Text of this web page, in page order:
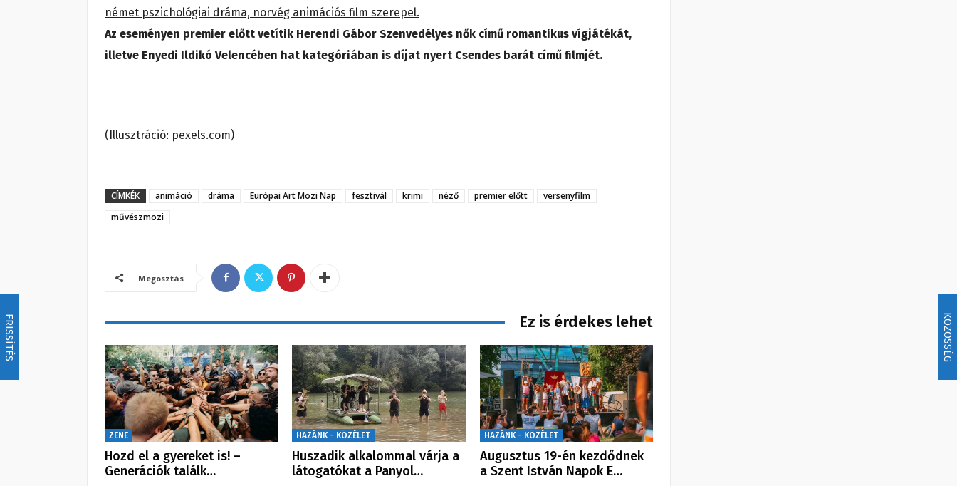
FRISSÍTÉS KÖZÖSSÉG
német pszichológiai dráma, norvég animációs film szerepel.
Az eseményen premier előtt vetítik Herendi Gábor Szenvedélyes nők című romantikus vígjátékát,
illetve Enyedi Ildikó Velencében hat kategóriában is díjat nyert Csendes barát című filmjét.
(Illusztráció: pexels.com)
CÍMKÉK animáció dráma Európai Art Mozi Nap fesztivál krimi néző premier előtt
versenyfilm
művészmozi
Megosztás
Ez is érdekes lehet
ZENE
Hozd el a gyereket is! –
Generációk találk…
HAZÁNK - KÖZÉLET
Huszadik alkalommal várja a
látogatókat a Panyol…
HAZÁNK - KÖZÉLET
Augusztus 19-én kezdődnek
a Szent István Napok E…